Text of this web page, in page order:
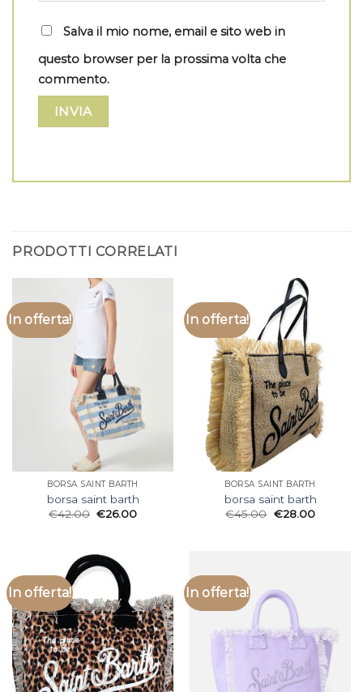
Salva il mio nome, email e sito web in
questo browser per la prossima volta che
commento.
PRODOTTI CORRELATI
In offerta!
BORSA SAINT BARTH
borsa saint barth
€42.00 €26.00
In offerta!
BORSA SAINT BARTH
borsa saint barth
€45.00 €28.00
In offerta! In offerta!